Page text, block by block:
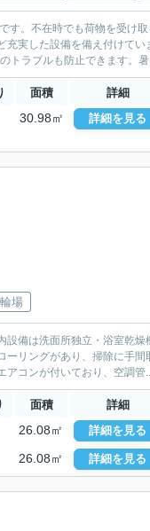
。不在時でも荷物を受け取
実した設備を備え付けてい
トラブルも防止できます。
面積 詳細
30.98㎡ 詳細を見る
場
備は洗面所独立・浴室乾燥
リングがあり、掃除に手間
アコンが付いており、空調管
面積 詳細
26.08㎡ 詳細を見る
26.08㎡ 詳細を見る